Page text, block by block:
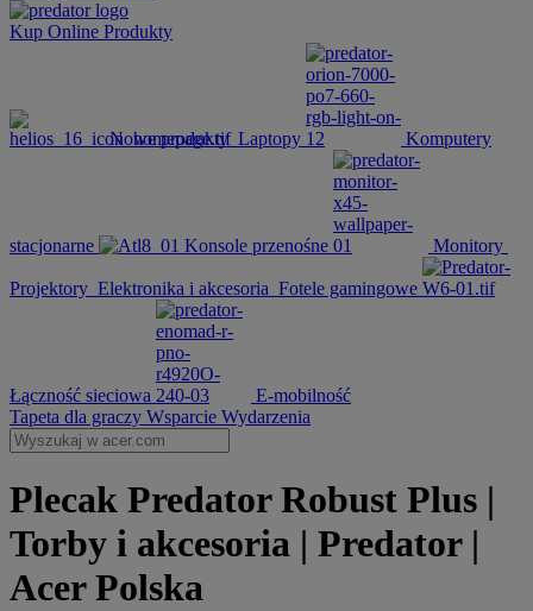
Kup Online Produkty
Nowe produkty Laptopy Komputery
stacjonarne Konsole przenośne Monitory
Projektory Elektronika i akcesoria Fotele gamingowe
Łączność sieciowa
E-mobilność
Tapeta dla graczy Wsparcie Wydarzenia
Plecak Predator Robust Plus |
Torby i akcesoria | Predator |
Acer Polska